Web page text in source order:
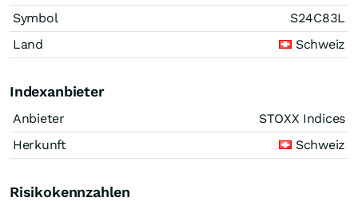
Symbol
S24C83L
Land
Schweiz
Indexanbieter
Anbieter
STOXX Indices
Herkunft
Schweiz
Risikokennzahlen